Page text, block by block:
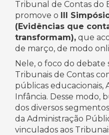
Tribunal de Contas do
promove o III
(Evidências que
transformam), que
de março, de modo
Nele, o foco do debate
Tribunais de Contas
públicas educacionais,
Infância. Desse modo,
dos diversos
da Administração
vinculados aos